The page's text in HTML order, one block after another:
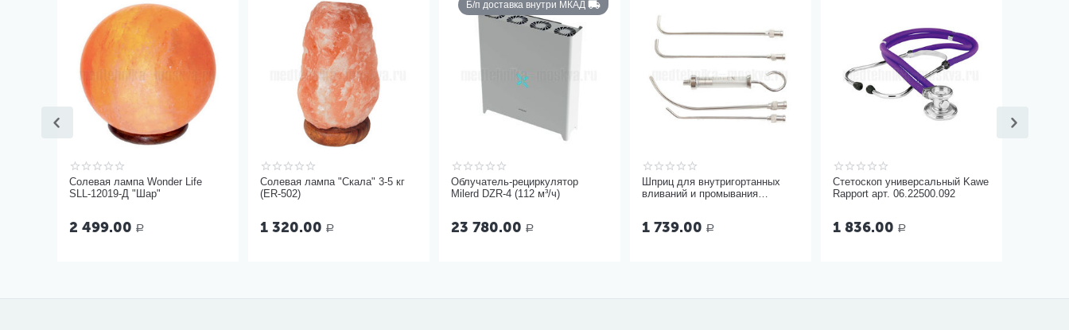
Солевая лампа Wonder Life
SLL-12019-Д "Шар"
2 499.00 Р
Солевая лампа "Скала" 3-5 кг
(ER-502)
1 320.00 Р
Б/п доставка внутри МКАД
Облучатель-рециркулятор
Milerd DZR-4 (112 м³/ч)
23 780.00 Р
Шприц для внутригортанных
вливаний и промывания
1 739.00 Р
Стетоскоп универсальный Kawe
Rapport арт. 06.22500.092
1 836.00 Р